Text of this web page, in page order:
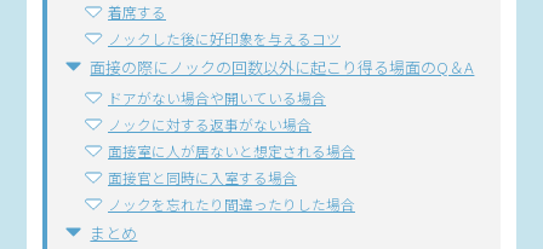
着席する
ノックした後に好印象を与えるコツ
面接の際にノックの回数以外に起こり得る場面のQ＆A
ドアがない場合や開いている場合
ノックに対する返事がない場合
面接室に人が居ないと想定される場合
面接官と同時に入室する場合
ノックを忘れたり間違ったりした場合
まとめ